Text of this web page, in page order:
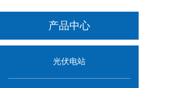
产品中心
光伏电站